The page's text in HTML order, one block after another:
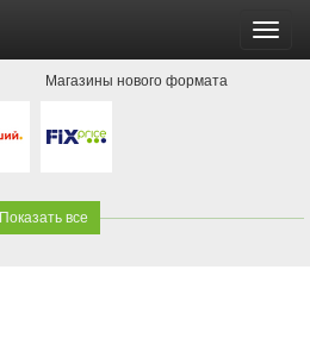
Магазины нового формата
Показать все